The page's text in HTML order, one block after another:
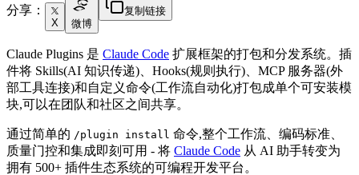
分享：
X 微博
复制链接
Claude Plugins 是 Claude Code 扩展框架的打包和分发系统。插
件将 Skills(AI 知识传递)、Hooks(规则执行)、MCP 服务器(外
部工具连接)和自定义命令(工作流自动化)打包成单个可安装模
块,可以在团队和社区之间共享。
通过简单的 /plugin install 命令,整个工作流、编码标准、
质量门控和集成即刻可用 - 将 Claude Code 从 AI 助手转变为
拥有 500+ 插件生态系统的可编程开发平台。